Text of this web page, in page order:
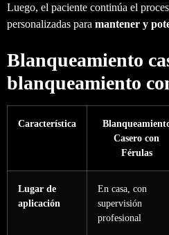
Luego, el paciente continúa el
personalizadas para mantener y
Blanqueamiento
blanqueamiento
Característica
Casero con
Férulas
Lugar de
aplicación
En casa, con
supervisión
profesional